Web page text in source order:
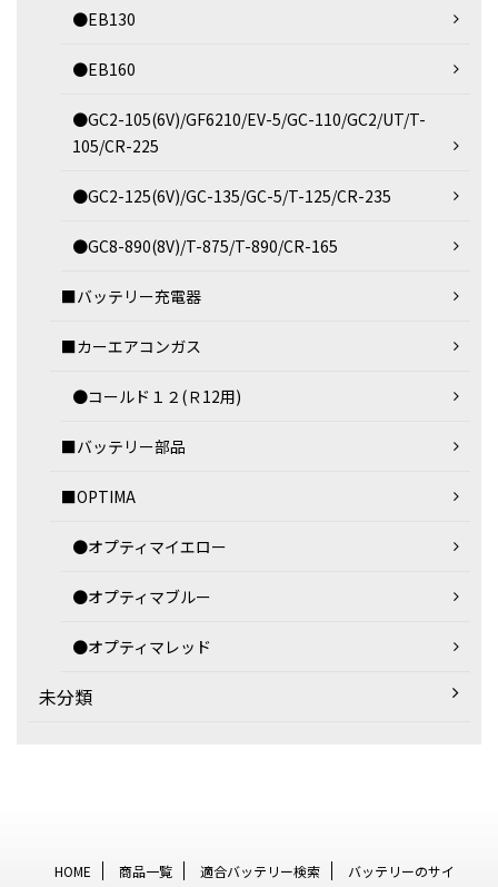
●EB130
●EB160
●GC2-105(6V)/GF6210/EV-5/GC-110/GC2/UT/T-
105/CR-225
●GC2-125(6V)/GC-135/GC-5/T-125/CR-235
●GC8-890(8V)/T-875/T-890/CR-165
■バッテリー充電器
■カーエアコンガス
●コールド１２(Ｒ12用)
■バッテリー部品
■OPTIMA
●オプティマイエロー
●オプティマブルー
●オプティマレッド
未分類
HOME 商品一覧 適合バッテリー検索
バッテリーのサイ